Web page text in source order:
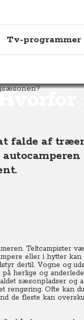
Tv-programmer
falde af
Teltcampister
eller i hytter
dertil. Vogne og
herlige og
sæsonpladser og
Ofte kan
de fleste kan